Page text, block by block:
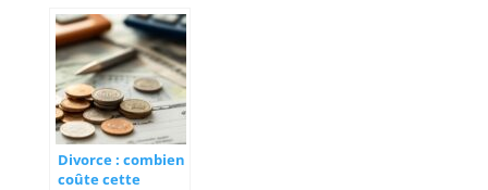
GTA 5 : Les
missions
criminelles les
plus rentables
Divorce : combien
coûte cette